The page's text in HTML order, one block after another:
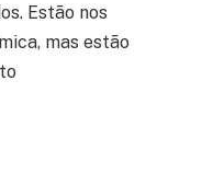
Estão nos
mas estão